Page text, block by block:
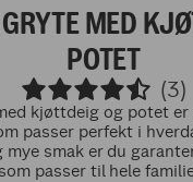
MED
POTET
(3)
kjøttdeig og potet er
passer perfekt i
mye smak er du
som passer til hele